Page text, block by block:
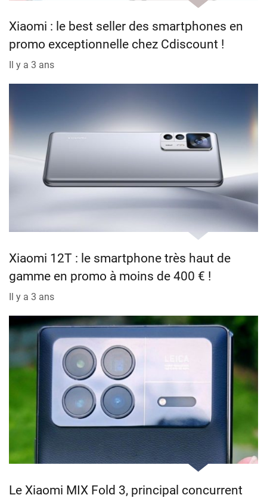
Xiaomi : le best seller des smartphones en
promo exceptionnelle chez Cdiscount !
Il y a 3 ans
Xiaomi 12T : le smartphone très haut de
gamme en promo à moins de 400 € !
Il y a 3 ans
Le Xiaomi MIX Fold 3, principal concurrent